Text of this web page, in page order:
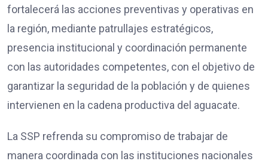
fortalecerá las acciones preventivas y operativas en
la región, mediante patrullajes estratégicos,
presencia institucional y coordinación permanente
con las autoridades competentes, con el objetivo de
garantizar la seguridad de la población y de quienes
intervienen en la cadena productiva del aguacate.
La SSP refrenda su compromiso de trabajar de
manera coordinada con las instituciones nacionales